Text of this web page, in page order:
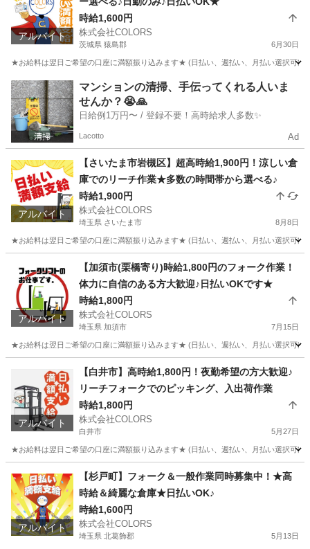
アルバイト
時給1,600円
株式会社COLORS
茨城県 猿島郡 6月30日
★お給料は翌日ご希望の口座に満額振り込みます★ (日払い、週払い、月払い選択可
茨城 猿島郡 倉庫 時給
マンションの清掃、手伝ってくれる人いま
せんか？😭🙏
日給例1万円〜 / 登録不要！高時給求人多数✨
Lacotto Ad
アルバイト
【さいたま市岩槻区】超高時給1,900円！涼しい倉
庫でのリーチ作業★多数の時間帯から選べる♪
時給1,900円
株式会社COLORS
埼玉県 さいたま市 8月8日
★お給料は翌日ご希望の口座に満額振り込みます★ (日払い、週払い、月払い選択可
さいたま市 倉庫 時給
アルバイト
【加須市(栗橋寄り)時給1,800円のフォーク作業！
体力に自信のある方大歓迎♪日払いOKです★
時給1,800円
株式会社COLORS
埼玉県 加須市 7月15日
★お給料は翌日ご希望の口座に満額振り込みます★ (日払い、週払い、月払い選択可
倉庫 時給
アルバイト
【白井市】高時給1,800円！夜勤希望の方大歓迎♪
リーチフォークでのピッキング、入出荷作業
時給1,800円
株式会社COLORS
白井市 5月27日
★お給料は翌日ご希望の口座に満額振り込みます★ (日払い、週払い、月払い選択可
倉庫 時給
アルバイト
【杉戸町】フォーク＆一般作業同時募集中！★高
時給＆綺麗な倉庫★日払いOK♪
時給1,600円
株式会社COLORS
埼玉県 北葛飾郡 5月13日